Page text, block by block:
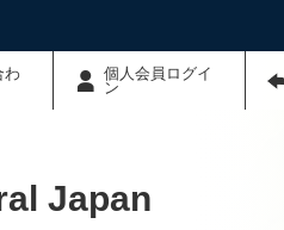
わ
個人会員ログイ
ン
Japan